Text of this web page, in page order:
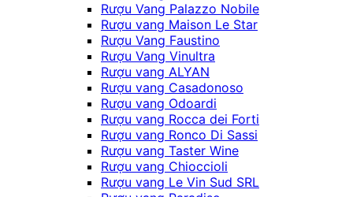
Rượu Vang Palazzo Nobile
Rượu vang Maison Le Star
Rượu Vang Faustino
Rượu Vang Vinultra
Rượu vang ALYAN
Rượu vang Casadonoso
Rượu vang Odoardi
Rượu vang Rocca dei Forti
Rượu vang Ronco Di Sassi
Rượu vang Taster Wine
Rượu vang Chioccioli
Rượu vang Le Vin Sud SRL